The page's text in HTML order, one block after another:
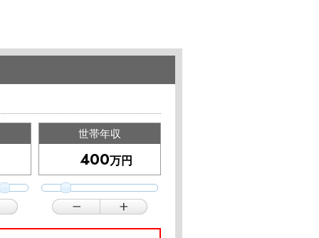
世帯年収
万円